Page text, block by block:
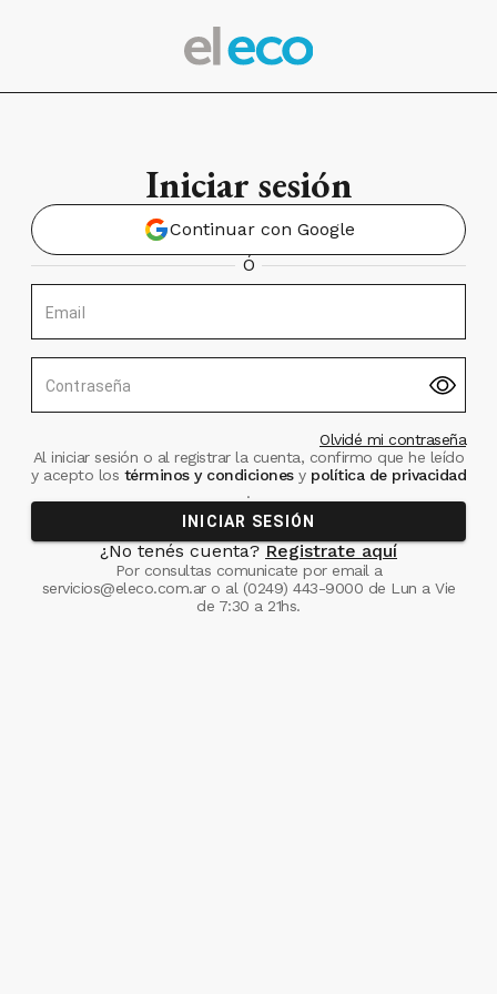
Iniciar sesión
Continuar con Google
Ó
Email
Contraseña
Olvidé mi contraseña
Al iniciar sesión o al registrar la cuenta, confirmo que he leído
y acepto los términos y condiciones ypolítica de privacidad
.
INICIAR SESIÓN
¿No tenés cuenta? Registrate aquí
Por consultas comunicate por email a
servicios@eleco.com.aro al (0249) 443-9000 de Lun a Vie
de 7:30 a 21hs.